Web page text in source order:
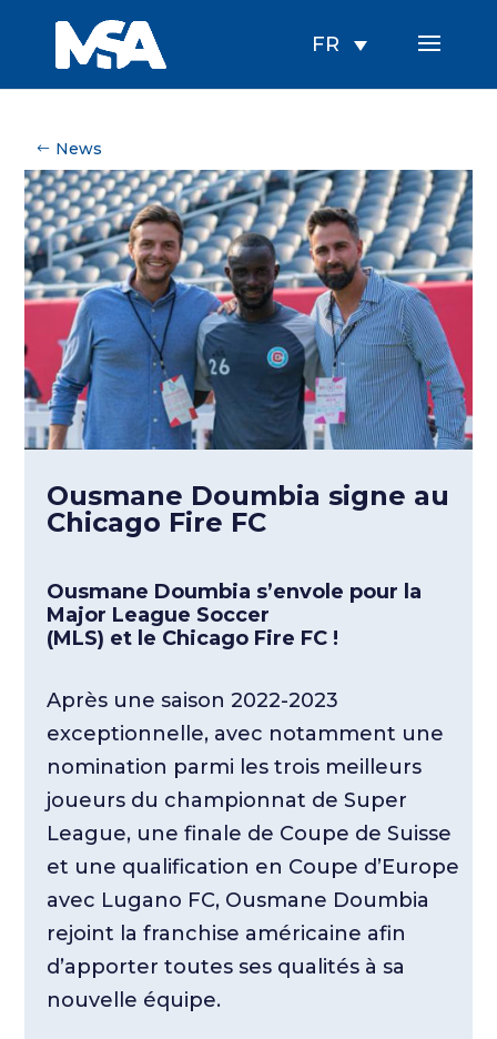
FR
News
Ousmane Doumbia signe au
Chicago Fire FC
Ousmane Doumbia s’envole pour la
Major League Soccer
(MLS) et le Chicago Fire FC !
Après une saison 2022-2023
exceptionnelle, avec notamment une
nomination parmi les trois meilleurs
joueurs du championnat de Super
League, une finale de Coupe de Suisse
et une qualification en Coupe d’Europe
avec Lugano FC, Ousmane Doumbia
rejoint la franchise américaine afin
d’apporter toutes ses qualités à sa
nouvelle équipe.